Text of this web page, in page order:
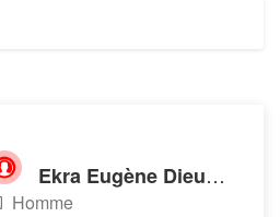
Ekra Eugène Dieudonné A.
Homme